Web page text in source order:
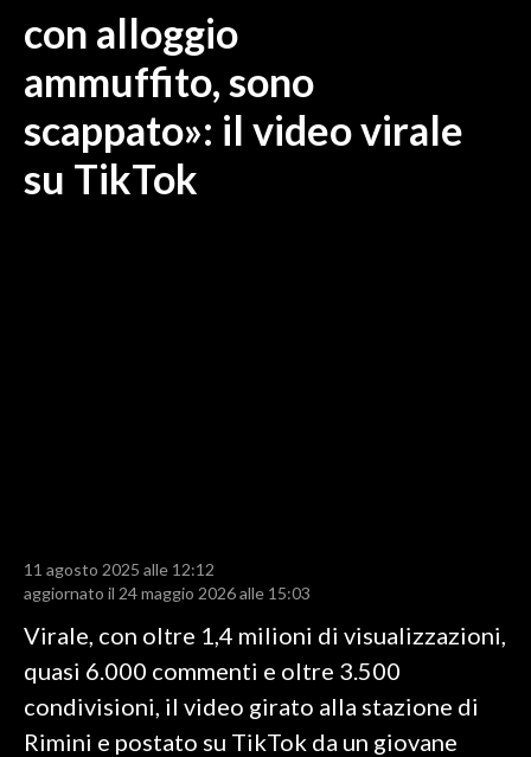
ITALIA
MONDO
POLITICA
ECONOMIA
BASKET
con alloggio
ammuffito, sono
scappato»: il video virale
su TikTok
11 agosto 2025 alle 12:12
aggiornato il 24 maggio 2026 alle 15:03
Virale, con oltre 1,4 milioni di visualizzazioni,
quasi 6.000 commenti e oltre 3.500
condivisioni, il video girato alla stazione di
Rimini e postato su TikTok da un giovane